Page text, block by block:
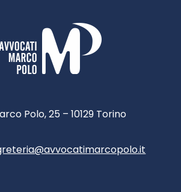
Polo, 25 – 10129 Torino